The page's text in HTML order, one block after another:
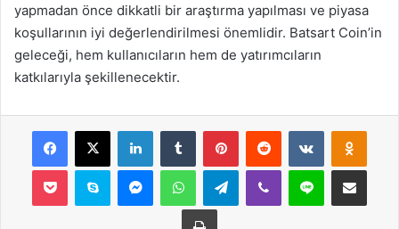
yapmadan önce dikkatli bir araştırma yapılması ve piyasa
koşullarının iyi değerlendirilmesi önemlidir. Batsart Coin’in
geleceği, hem kullanıcıların hem de yatırımcıların
katkılarıyla şekillenecektir.
Facebook
X LinkedInTumblr PinterestReddit VKontakte
Pocket Skype MessengerWhatsAppTelegramViber Line E-Posta ile
Yazdır